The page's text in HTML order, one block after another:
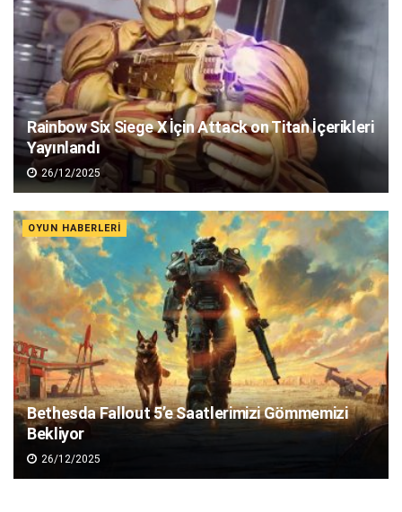
Rainbow Six Siege X İçin Attack on Titan İçerikleri
Yayınlandı
26/12/2025
OYUN HABERLERI
Bethesda Fallout 5’e Saatlerimizi Gömmemizi
Bekliyor
26/12/2025